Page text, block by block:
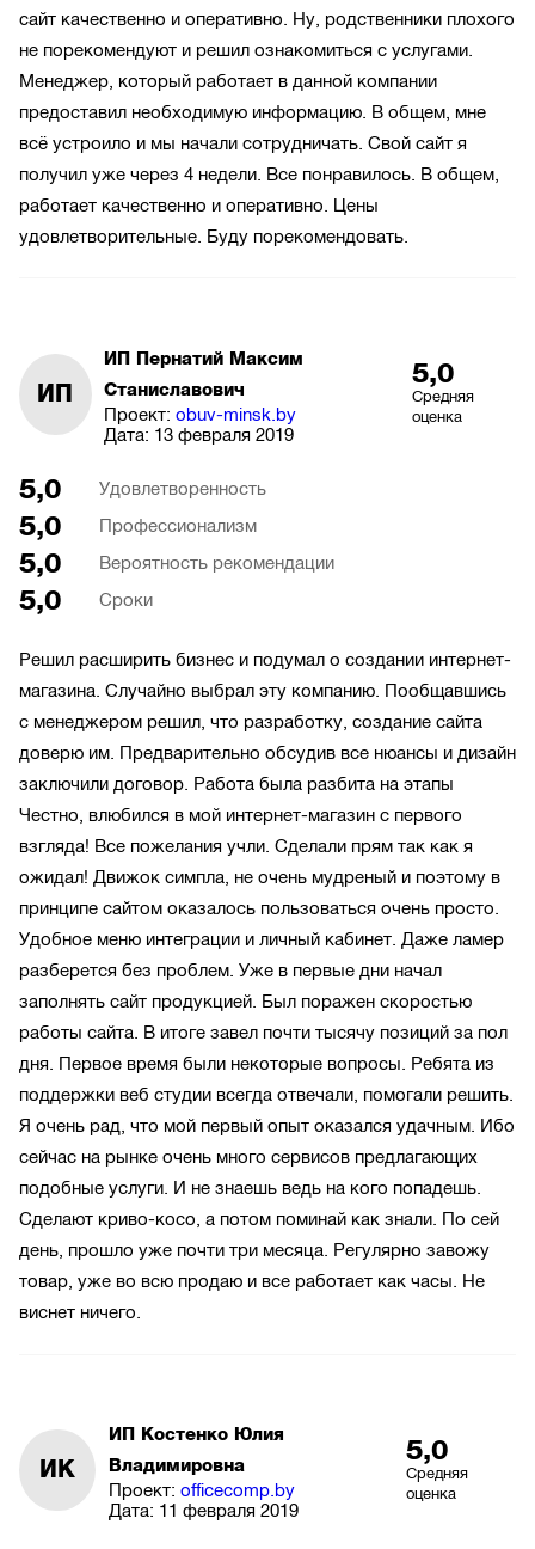
сайт качественно и оперативно. Ну, родственники плохого
не порекомендуют и решил ознакомиться с услугами.
Менеджер, который работает в данной компании
предоставил необходимую информацию. В общем, мне
всё устроило и мы начали сотрудничать. Свой сайт я
получил уже через 4 недели. Все понравилось. В общем,
работает качественно и оперативно. Цены
удовлетворительные. Буду порекомендовать.
ИП
ИП Пернатий Максим
Станиславович
Проект:obuv-minsk.by
Дата: 13 февраля 2019
5,0
Средняя
оценка
5,0 Удовлетворенность
5,0 Профессионализм
5,0 Вероятность рекомендации
5,0 Сроки
Решил расширить бизнес и подумал о создании интернет-
магазина. Случайно выбрал эту компанию. Пообщавшись
с менеджером решил, что разработку, создание сайта
доверю им. Предварительно обсудив все нюансы и дизайн
заключили договор. Работа была разбита на этапы
Честно, влюбился в мой интернет-магазин с первого
взгляда! Все пожелания учли. Сделали прям так как я
ожидал! Движок симпла, не очень мудреный и поэтому в
принципе сайтом оказалось пользоваться очень просто.
Удобное меню интеграции и личный кабинет. Даже ламер
разберется без проблем. Уже в первые дни начал
заполнять сайт продукцией. Был поражен скоростью
работы сайта. В итоге завел почти тысячу позиций за пол
дня. Первое время были некоторые вопросы. Ребята из
поддержки веб студии всегда отвечали, помогали решить.
Я очень рад, что мой первый опыт оказался удачным. Ибо
сейчас на рынке очень много сервисов предлагающих
подобные услуги. И не знаешь ведь на кого попадешь.
Сделают криво-косо, а потом поминай как знали. По сей
день, прошло уже почти три месяца. Регулярно завожу
товар, уже во всю продаю и все работает как часы. Не
виснет ничего.
ИК
ИП Костенко Юлия
Владимировна
Проект: officecomp.by
Дата: 11 февраля 2019
5,0
Средняя
оценка